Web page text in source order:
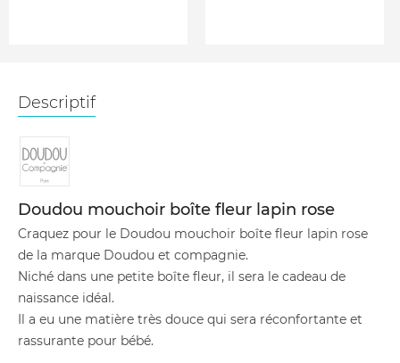
Descriptif
Doudou mouchoir boîte fleur lapin rose
Craquez pour le Doudou mouchoir boîte fleur lapin rose
de la marque Doudou et compagnie.
Niché dans une petite boîte fleur, il sera le cadeau de
naissance idéal.
Il a eu une matière très douce qui sera réconfortante et
rassurante pour bébé.